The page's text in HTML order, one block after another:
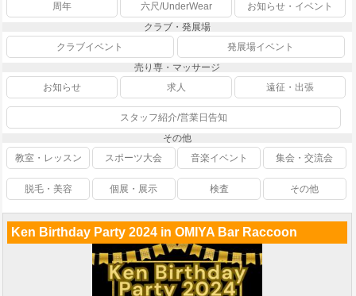
周年
六尺/UnderWear
お知らせ・イベント
クラブ・発展場
クラブイベント
発展場イベント
売り専・マッサージ
お知らせ
求人 遠征・出張
スタッフ紹介/営業日告知
その他
教室・レッスン
スポーツ大会 音楽イベント 集会・交流会
脱毛・美容 個展・展示 検査 その他
Ken Birthday Party 2024 in OMIYA Bar Raccoon